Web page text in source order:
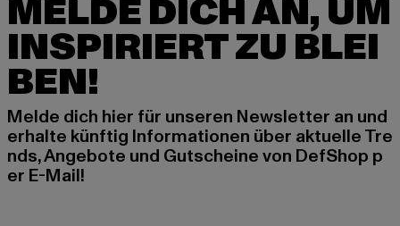
MELDE DICH AN, UM
INSPIRIERT ZU BLEI
BEN!
Melde dich hier für unseren Newsletter an und
erhalte künftig Informationen über aktuelle Tre
nds, Angebote und Gutscheine von DefShop p
er E-Mail!